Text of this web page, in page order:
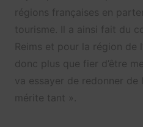
régions françaises en
tourisme. Il a ainsi fait du
Reims et pour la région de
donc plus que fier d’être
va essayer de redonner de
mérite tant ».